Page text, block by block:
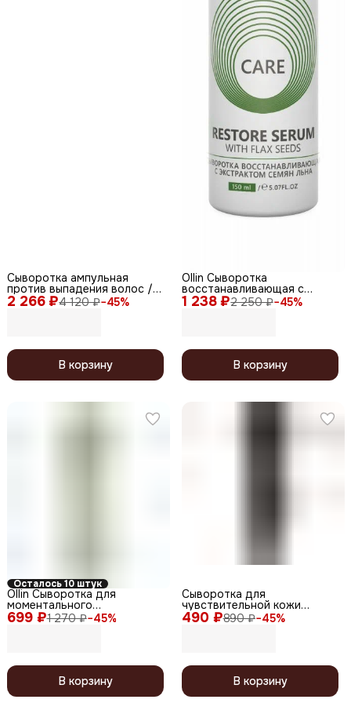
2 266 ₽4 120 ₽−45%
Сыворотка ампульная
против выпадения волос /
Follicle Ultra Serum, 150 мл
В корзину
1 238 ₽2 250 ₽−45%
Ollin Сыворотка
восстанавливающая с
экстрактом семян льна /
Care, 150 мл
В корзину
Осталось 10 штук
699 ₽1 270 ₽−45%
Ollin Сыворотка для
моментального
восстановления / Keratin
Royal Treatment, 100 мл
В корзину
490 ₽890 ₽−45%
Сыворотка для
чувствительной кожи
головы / Arabian Spa,
сандал, 100 мл
В корзину